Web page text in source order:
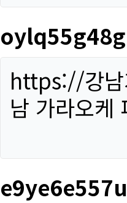
oylq55g48g
https://강남
남 가라오케
e9ye6e557u